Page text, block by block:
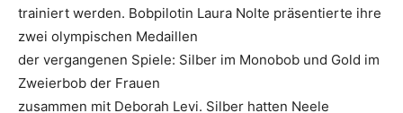
trainiert werden. Bobpilotin Laura Nolte präsentierte ihre
zwei olympischen Medaillen
der vergangenen Spiele: Silber im Monobob und Gold im
Zweierbob der Frauen
zusammen mit Deborah Levi. Silber hatten Neele